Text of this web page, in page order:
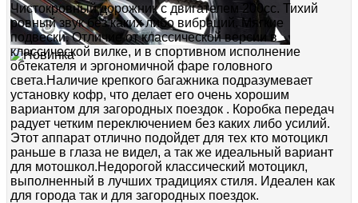
Чистокровный дорожник с двигателем 200сс. Тихий
ровный звук без каких либо вибраций. Мягкие
подвески. Отличие от классической версии в
классической вилке, и в спортивном исполнение
обтекателя и эргономичной фаре головного
света.Наличие крепкого багажника подразумевает
установку кофр, что делает его очень хорошим
вариантом для загородных поездок . Коробка передач
радует четким переключением без каких либо усилий.
Этот аппарат отлично подойдет для тех кто мотоцикл
раньше в глаза не видел, а так же идеальный вариант
для мотошкол.Недорогой классический мотоцикл,
выполненный в лучших традициях стиля. Идеален как
для города так и для загородных поездок.